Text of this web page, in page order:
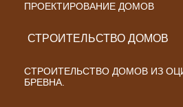
ПРОЕКТИРОВАНИЕ ДОМОВ
СТРОИТЕЛЬСТВО ДОМОВ
СТРОИТЕЛЬСТВО ДОМОВ ИЗ
БРЕВНА.